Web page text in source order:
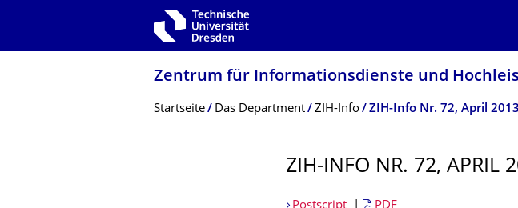
Zur Hauptnavigation springen
Zentrum für Informations­dienste und
Breadcrumb-Menü
Startseite Das Department ZIH-Info ZIH-Info Nr. 72, April 2013
ZIH-INFO NR. 72, APRIL